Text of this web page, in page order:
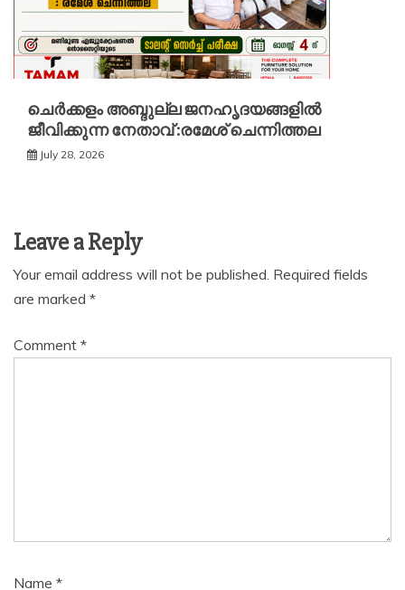
ചെർക്കളം അബ്ദുല്ല ജനഹൃദയങ്ങളിൽ
ജീവിക്കുന്ന നേതാവ് :രമേശ് ചെന്നിത്തല
July 28, 2026
Leave a Reply
Your email address will not be published. Required fields
are marked *
Comment *
Name *